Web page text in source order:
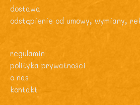
dostawa
odstąpienie od umowy, wymiany,
regulamin
polityka prywatności
o nas
kontakt